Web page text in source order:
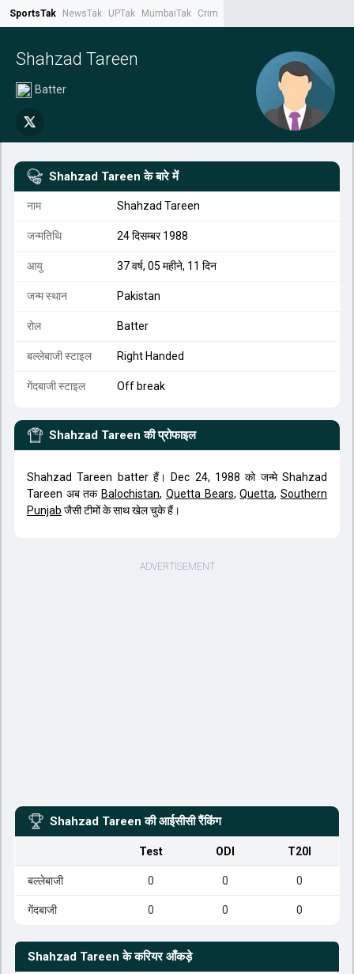
SportsTak NewsTak UPTak MumbaiTak CrimeTak
Shahzad Tareen
Batter
Shahzad Tareen के बारे में
नाम Shahzad Tareen
जन्मतिथि 24 दिसम्बर 1988
आयु 37 वर्ष, 05 महीने, 11 दिन
जन्म स्थान Pakistan
रोल Batter
बल्लेबाजी स्टाइल Right Handed
गेंदबाजी स्टाइल Off break
Shahzad Tareen की प्रोफाइल
Shahzad Tareen batter हैं। Dec 24, 1988 को जन्मे Shahzad
Tareen अब तक Balochistan, Quetta Bears,Quetta,Southern
Punjab जैसी टीमों के साथ खेल चुके हैं।
Shahzad Tareen की आईसीसी रैंकिंग
Test ODI T20I
बल्लेबाजी 0 0 0
गेंदबाजी 0 0 0
Shahzad Tareen के करियर आँकड़े